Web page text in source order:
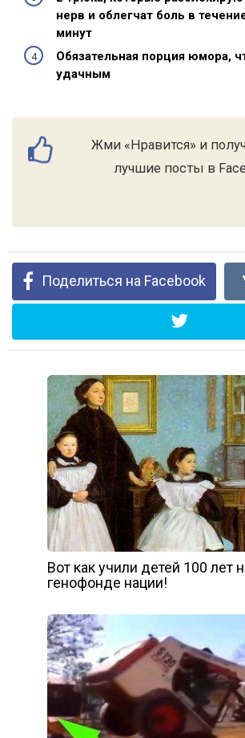
нерв и облегчат боль в
минут
Обязательная порция юмора,
удачным
Жми «Нравится» и
лучшие посты в
Поделиться на Facebook
Вот как учили детей 100 лет
генофонде нации!